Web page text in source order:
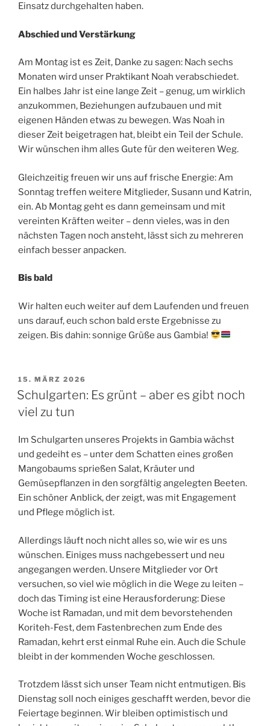
Einsatz durchgehalten haben.
Abschied und Verstärkung
Am Montag ist es Zeit, Danke zu sagen: Nach sechs
Monaten wird unser Praktikant Noah verabschiedet.
Ein halbes Jahr ist eine lange Zeit – genug, um wirklich
anzukommen, Beziehungen aufzubauen und mit
eigenen Händen etwas zu bewegen. Was Noah in
dieser Zeit beigetragen hat, bleibt ein Teil der Schule.
Wir wünschen ihm alles Gute für den weiteren Weg.
Gleichzeitig freuen wir uns auf frische Energie: Am
Sonntag treffen weitere Mitglieder, Susann und Katrin,
ein. Ab Montag geht es dann gemeinsam und mit
vereinten Kräften weiter – denn vieles, was in den
nächsten Tagen noch ansteht, lässt sich zu mehreren
einfach besser anpacken.
Bis bald
Wir halten euch weiter auf dem Laufenden und freuen
uns darauf, euch schon bald erste Ergebnisse zu
zeigen. Bis dahin: sonnige Grüße aus Gambia!
VERÖFFENTLICHT
AM
15. MÄRZ 2026
Schulgarten: Es grünt – aber es gibt noch
viel zu tun
Im Schulgarten unseres Projekts in Gambia wächst
und gedeiht es – unter dem Schatten eines großen
Mangobaums sprießen Salat, Kräuter und
Gemüsepflanzen in den sorgfältig angelegten Beeten.
Ein schöner Anblick, der zeigt, was mit Engagement
und Pflege möglich ist.
Allerdings läuft noch nicht alles so, wie wir es uns
wünschen. Einiges muss nachgebessert und neu
angegangen werden. Unsere Mitglieder vor Ort
versuchen, so viel wie möglich in die Wege zu leiten –
doch das Timing ist eine Herausforderung: Diese
Woche ist Ramadan, und mit dem bevorstehenden
Koriteh-Fest, dem Fastenbrechen zum Ende des
Ramadan, kehrt erst einmal Ruhe ein. Auch die Schule
bleibt in der kommenden Woche geschlossen.
Trotzdem lässt sich unser Team nicht entmutigen. Bis
Dienstag soll noch einiges geschafft werden, bevor die
Feiertage beginnen. Wir bleiben optimistisch und